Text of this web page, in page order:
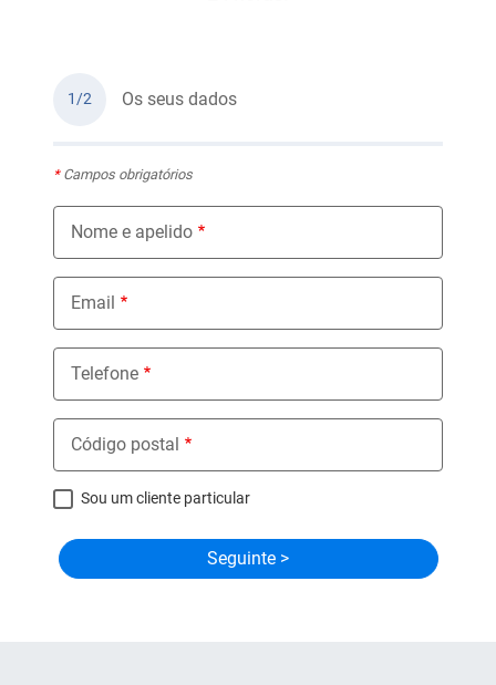
1/2 Os seus dados
*Campos obrigatórios
Nome e apelido
Email
Telefone
Código postal
Sou um cliente particular